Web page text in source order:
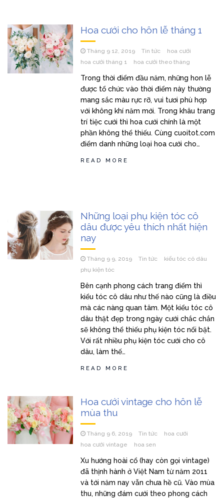
Hoa cưới cho hôn lễ tháng 1
Tháng 9 12, 2019 Tin tức
hoa cưới
hoa cưới tháng 1
hoa cưới theo tháng
Trong thời điểm đầu năm, những hon lễ
được tổ chức vào thời điểm này thường
mang sắc màu rực rỡ, vui tươi phù hợp
với không khí năm mới. Trong khâu trang
trí tiệc cưới thì hoa cưới chính là một
phần không thể thiếu. Cùng cuoitot.com
điểm danh những loại hoa cưới cho…
READ MORE
Những loại phụ kiện tóc cô
dâu được yêu thích nhất hiện
nay
Tháng 9 9, 2019 Tin tức
kiểu tóc cô dâu
phụ kiện tóc
Bên cạnh phong cách trang điểm thì
kiểu tóc cô dâu như thế nào cũng là điều
mà các nàng quan tâm. Một kiểu tóc cô
dâu thật đẹp trong ngày cưới chắc chắn
sẽ không thể thiếu phụ kiện tóc nổi bật.
Với rất nhiều phụ kiện tóc cưới cho cô
dâu, làm thế…
READ MORE
Hoa cưới vintage cho hôn lễ
mùa thu
Tháng 9 6, 2019 Tin tức
hoa cưới
hoa cưới vintage
hoa sen
Xu hướng hoài cổ (hay còn gọi vintage)
đã thịnh hành ở Việt Nam từ năm 2011
và tới năm nay vẫn chưa hề cũ. Vào mùa
thu, những đám cưới theo phong cách